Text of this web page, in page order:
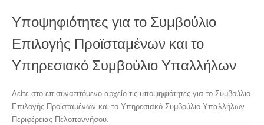
Τελευταία Νέα
Ανακοινώσεις
Δελτία Τύπου
Αποφάσεις Δ.Συμβουλίων
Υποψηφιότητες για το Συμβούλιο
Επιλογής Προϊσταμένων και το
Υπηρεσιακό Συμβούλιο Υπαλλήλων
Δείτε στο επισυναπτόμενο αρχείο τις υποψηφιότητες για το Συμβούλιο
Επιλογής Προϊσταμένων και το Υπηρεσιακό Συμβούλιο Υπαλλήλων
Περιφέρειας Πελοποννήσου.